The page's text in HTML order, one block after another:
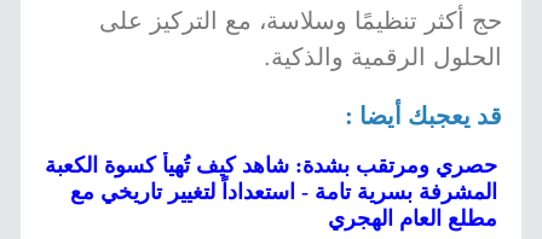
حج أكثر تنظيمًا وسلاسة، مع التركيز على
الحلول الرقمية والذكية.
قد يعجبك أيضا :
حصري ومرتقب بشدة: شاهد كيف تُهيأ كسوة الكعبة
المشرفة بسرية تامة - استعداداً لتغيير تاريخي مع
مطلع العام الهجري